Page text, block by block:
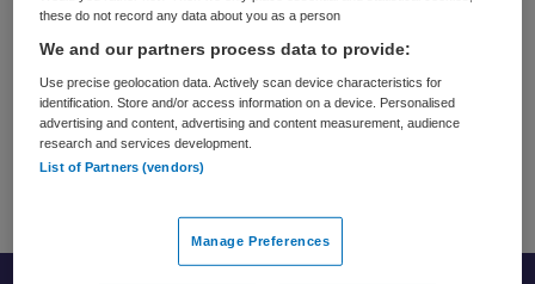
leidinggevenden en medewerkers en de invloed van
(onderliggende) psychologische en communicatieve
dynamiek.
these do not record any data about you as a person
We and our partners process data to provide:
Use precise geolocation data. Actively scan device characteristics for
identification. Store and/or access information on a device. Personalised
advertising and content, advertising and content measurement, audience
research and services development.
List of Partners (vendors)
Manage Preferences